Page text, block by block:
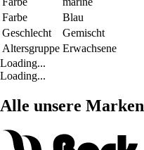
Farbe
Blau
Geschlecht
Gemischt
Altersgruppe Erwachsene
Loading...
Loading...
Alle unsere Marken